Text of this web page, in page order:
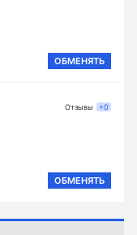
ОБМЕНЯТЬ
ОБМЕНЯТЬ
Отзывы +0